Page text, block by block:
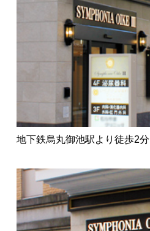
地下鉄烏丸御池駅より徒歩2分